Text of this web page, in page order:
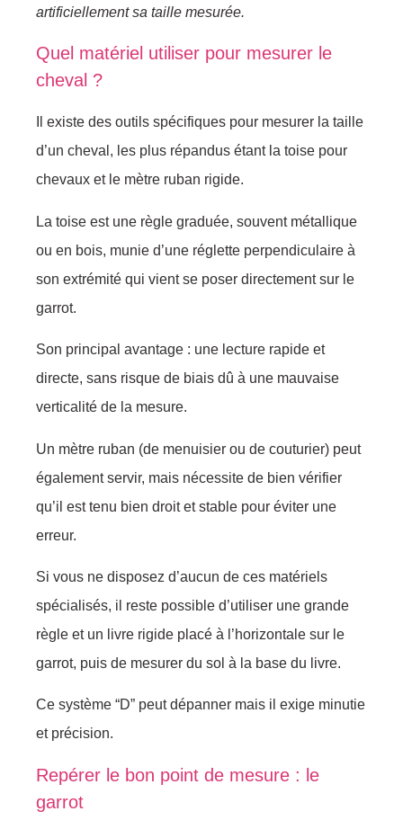
artificiellement sa taille mesurée.
Quel matériel utiliser pour mesurer le
cheval ?
Il existe des outils spécifiques pour mesurer la taille
d’un cheval, les plus répandus étant la toise pour
chevaux et le mètre ruban rigide.
La toise est une règle graduée, souvent métallique
ou en bois, munie d’une réglette perpendiculaire à
son extrémité qui vient se poser directement sur le
garrot.
Son principal avantage : une lecture rapide et
directe, sans risque de biais dû à une mauvaise
verticalité de la mesure.
Un mètre ruban (de menuisier ou de couturier) peut
également servir, mais nécessite de bien vérifier
qu’il est tenu bien droit et stable pour éviter une
erreur.
Si vous ne disposez d’aucun de ces matériels
spécialisés, il reste possible d’utiliser une grande
règle et un livre rigide placé à l’horizontale sur le
garrot, puis de mesurer du sol à la base du livre.
Ce système “D” peut dépanner mais il exige minutie
et précision.
Repérer le bon point de mesure : le
garrot